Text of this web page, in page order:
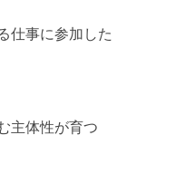
仕事に参加した
主体性が育つ